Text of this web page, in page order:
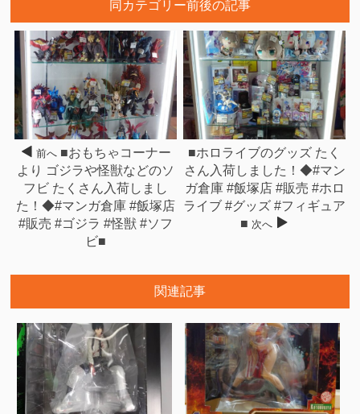
同カテゴリー前後の記事
前へ ■おもちゃコーナー
より ゴジラや怪獣などのソ
フビ たくさん入荷しまし
た！◆#マンガ倉庫 #飯塚店
#販売 #ゴジラ #怪獣 #ソフ
ビ■
■ホロライブのグッズ たく
さん入荷しました！◆#マン
ガ倉庫 #飯塚店 #販売 #ホロ
ライブ #グッズ #フィギュア
■ 次へ
関連記事